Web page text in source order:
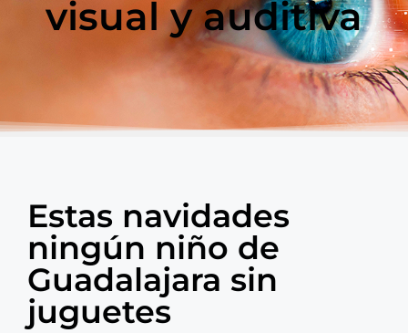
visual y auditiva
Estas navidades
ningún niño de
Guadalajara sin
juguetes